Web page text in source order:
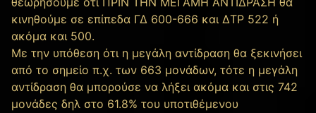
κινηθούμε σε επίπεδα ΓΔ 600-666 και ΔΤΡ 522 ή
ακόμα και 500.
Με την υπόθεση ότι η μεγάλη αντίδραση θα ξεκινήσει
από το σημείο π.χ. των 663 μονάδων, τότε η μεγάλη
αντίδραση θα μπορούσε να λήξει ακόμα και στις 742
μονάδες δηλ στο 61.8% του υποτιθέμενου